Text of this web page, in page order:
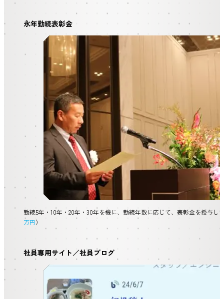
永年勤続表彰金
勤続5年・10年・20年・30年を機に、勤続年数に応じて、表彰金を授与し
万円）
社員専用サイト／社員ブログ